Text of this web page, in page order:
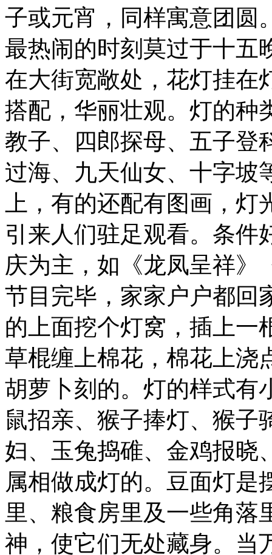
子或元宵，同样寓意团圆
最热闹的时刻莫过于十五
在大街宽敞处，花灯挂在
搭配，华丽壮观。灯的种
教子、四郎探母、五子登
过海、九天仙女、十字坡
上，有的还配有图画，
引来人们驻足观看。条件
庆为主，如《龙凤呈祥》
节目完毕，家家户户都回
的上面挖个灯窝，插上一
草棍缠上棉花，棉花上浇
胡萝卜刻的。灯的样式有
鼠招亲、猴子捧灯、猴子
妇、玉兔捣碓、金鸡报晓
属相做成灯的。豆面灯是
里、粮食房里及一些角落
神，使它们无处藏身。当